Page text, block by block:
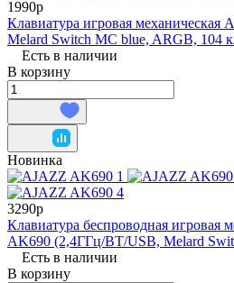
1990р
Клавиатура игровая
Melard Switch MC blue, ARGB, 104
Есть в наличии
В корзину
Новинка
3290р
Клавиатура беспроводная игровая
AK690 (2,4ГГц/BT/USB, Melard
Есть в наличии
В корзину